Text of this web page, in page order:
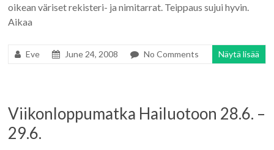
oikean väriset rekisteri- ja nimitarrat. Teippaus sujui hyvin.
Aikaa
Eve June 24, 2008 No Comments Näytä lisää
Viikonloppumatka Hailuotoon 28.6. –
29.6.